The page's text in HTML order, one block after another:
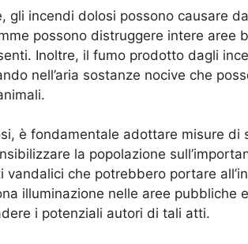
gli incendi dolosi possono causare
possono distruggere intere aree
Inoltre, il fumo prodotto dagli
nell’aria sostanze nocive che
è fondamentale adottare misure di
la popolazione
che potrebbero portare
illuminazione nelle aree pubbliche
i potenziali autori di tali atti.